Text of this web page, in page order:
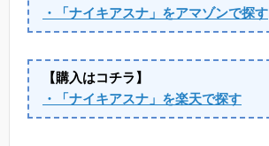
・「ナイキアスナ」をアマゾンで探す
【購入はコチラ】
・「ナイキアスナ」を楽天で探す